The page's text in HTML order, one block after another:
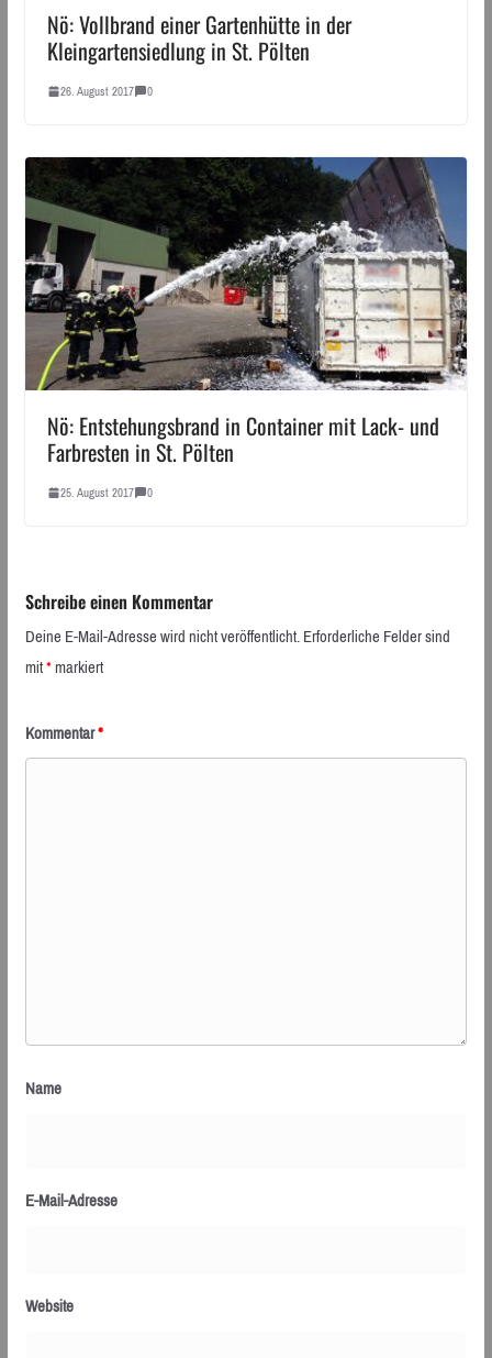
Nö: Vollbrand einer Gartenhütte in der
Kleingartensiedlung in St. Pölten
26. August 2017 0
Nö: Entstehungsbrand in Container mit Lack- und
Farbresten in St. Pölten
25. August 2017 0
Schreibe einen Kommentar
Deine E-Mail-Adresse wird nicht veröffentlicht.Erforderliche Felder sind
mit*markiert
Kommentar*
Name
E-Mail-Adresse
Website